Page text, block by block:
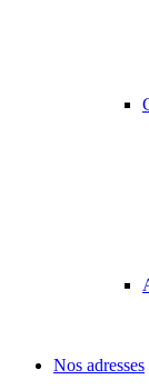
Nos adresses